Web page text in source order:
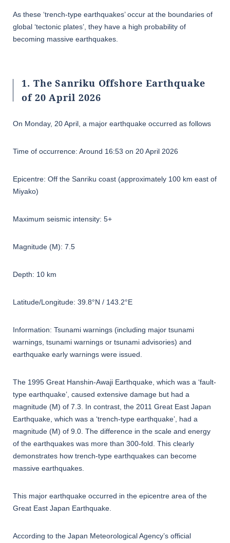
As these ‘trench-type earthquakes’ occur at the boundaries of
global ‘tectonic plates’, they have a high probability of
becoming massive earthquakes.
1. The Sanriku Offshore Earthquake
of 20 April 2026
On Monday, 20 April, a major earthquake occurred as follows
Time of occurrence: Around 16:53 on 20 April 2026
Epicentre: Off the Sanriku coast (approximately 100 km east of
Miyako)
Maximum seismic intensity: 5+
Magnitude (M): 7.5
Depth: 10 km
Latitude/Longitude: 39.8°N / 143.2°E
Information: Tsunami warnings (including major tsunami
warnings, tsunami warnings or tsunami advisories) and
earthquake early warnings were issued.
The 1995 Great Hanshin-Awaji Earthquake, which was a ‘fault-
type earthquake’, caused extensive damage but had a
magnitude (M) of 7.3. In contrast, the 2011 Great East Japan
Earthquake, which was a ‘trench-type earthquake’, had a
magnitude (M) of 9.0. The difference in the scale and energy
of the earthquakes was more than 300-fold. This clearly
demonstrates how trench-type earthquakes can become
massive earthquakes.
This major earthquake occurred in the epicentre area of the
Great East Japan Earthquake.
According to the Japan Meteorological Agency’s official